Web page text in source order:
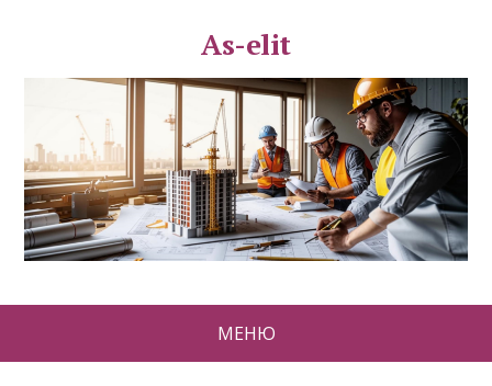
As-elit
МЕНЮ